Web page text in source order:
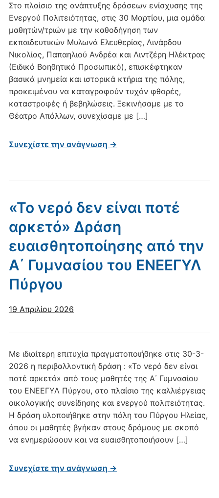
Στο πλαίσιο της ανάπτυξης δράσεων ενίσχυσης της
Ενεργού Πολιτειότητας, στις 30 Μαρτίου, μια ομάδα
μαθητών/τριών με την καθοδήγηση των
εκπαιδευτικών Μυλωνά Ελευθερίας, Λινάρδου
Νικολίας, Παπαηλιού Ανδρέα και Λιντζέρη Ηλέκτρας
(Ειδικό Βοηθητικό Προσωπικό), επισκέφτηκαν
βασικά μνημεία και ιστορικά κτήρια της πόλης,
προκειμένου να καταγραφούν τυχόν φθορές,
καταστροφές ή βεβηλώσεις. Ξεκινήσαμε με το
Θέατρο Απόλλων, συνεχίσαμε με […]
Συνεχίστε την ανάγνωση →
«Το νερό δεν είναι ποτέ
αρκετό» Δράση
ευαισθητοποίησης από την
Α΄ Γυμνασίου του ΕΝΕΕΓΥΛ
Πύργου
19 Απριλίου 2026
Με ιδιαίτερη επιτυχία πραγματοποιήθηκε στις 30-3-
2026 η περιβαλλοντική δράση : «Το νερό δεν είναι
ποτέ αρκετό» από τους μαθητές της Α΄ Γυμνασίου
του ΕΝΕΕΓΥΛ Πύργου, στο πλαίσιο της καλλιέργειας
οικολογικής συνείδησης και ενεργού πολιτειότητας.
Η δράση υλοποιήθηκε στην πόλη του Πύργου Ηλείας,
όπου οι μαθητές βγήκαν στους δρόμους με σκοπό
να ενημερώσουν και να ευαισθητοποιήσουν […]
Συνεχίστε την ανάγνωση →